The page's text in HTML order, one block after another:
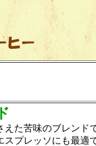
えた苦味のブレンド
プレッソにも最適